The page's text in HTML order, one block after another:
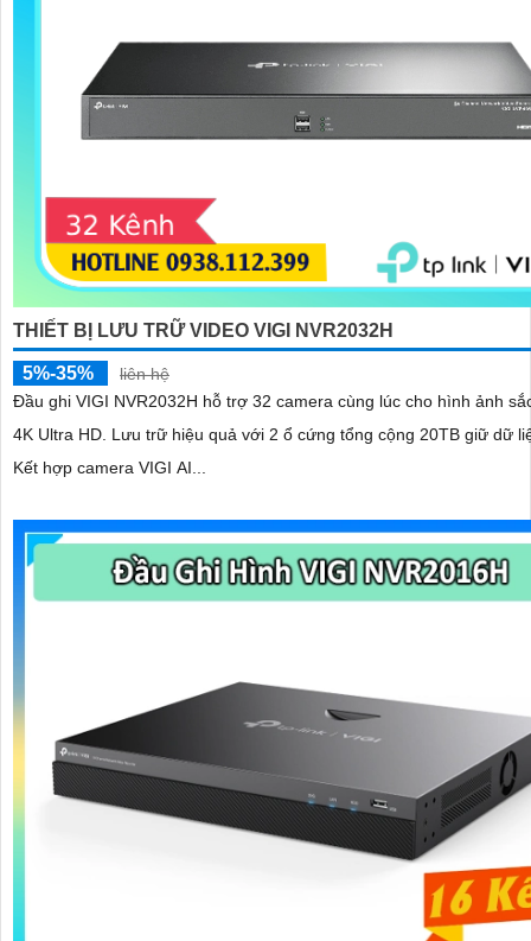
THIẾT BỊ LƯU TRỮ VIDEO VIGI NVR2032H
5%-35%
liên hệ
Đầu ghi VIGI NVR2032H hỗ trợ 32 camera cùng lúc cho hình ảnh
4K Ultra HD. Lưu trữ hiệu quả với 2 ổ cứng tổng cộng 20TB giữ dữ liệu lâu dài.
Kết hợp camera VIGI AI...